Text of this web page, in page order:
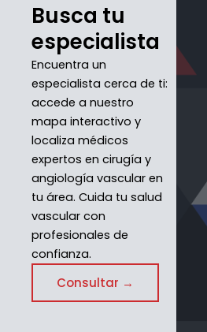
Busca tu
especialista
Encuentra un
especialista cerca de ti:
accede a nuestro
mapa interactivo y
localiza médicos
expertos en cirugía y
angiología vascular en
tu área. Cuida tu salud
vascular con
profesionales de
confianza.
Consultar →